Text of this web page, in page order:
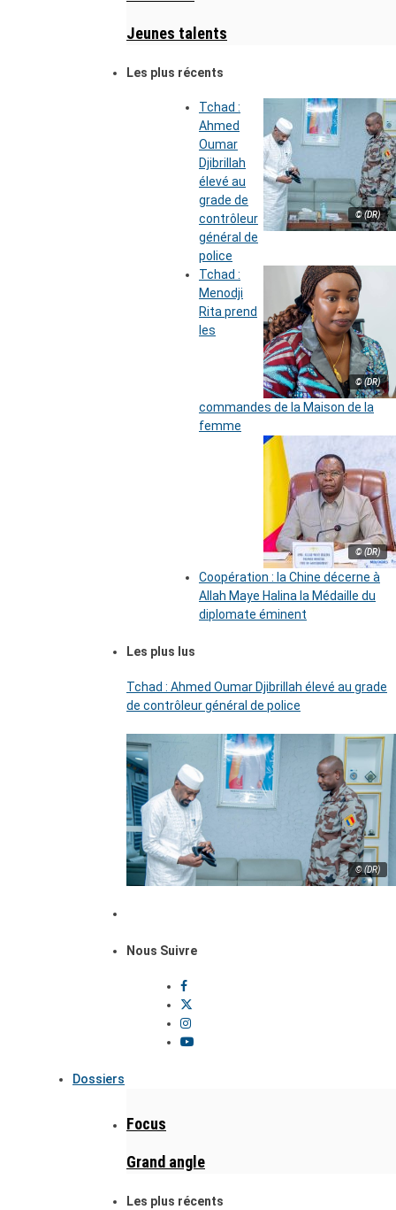
Jeunes talents
Les plus récents
© (DR)
Tchad :
Ahmed
Oumar
Djibrillah
élevé au
grade de
contrôleur
général de
police
© (DR)
Tchad :
Menodji
Rita prend
les
commandes de la Maison de la
femme
© (DR)
Coopération : la Chine décerne à
Allah Maye Halina la Médaille du
diplomate éminent
Les plus lus
Tchad : Ahmed Oumar Djibrillah élevé au grade
de contrôleur général de police
© (DR)
Nous Suivre
Dossiers
Focus
Grand angle
Les plus récents